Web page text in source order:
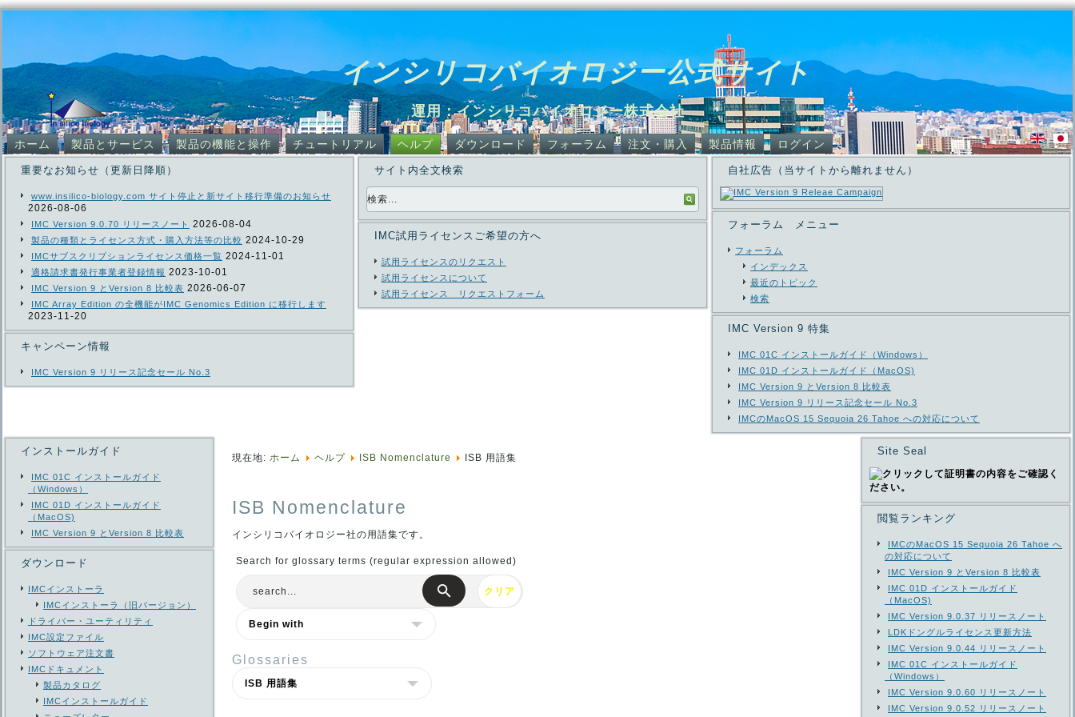
インシリコバイオロジー公式サイト
運用：インシリコバイオロジー株式会社
ホーム 製品とサービス 製品の機能と操作 チュートリアル ヘルプ ダウンロード フォーラム 注文・購入 製品情報 ログイン
重要なお知らせ（更新日降順）
www.insilico-biology.com サイト停止と新サイト移行準備のお知らせ
2026-08-06
IMC Version 9.0.70 リリースノート 2026-08-04
製品の種類とライセンス方式・購入方法等の比較 2024-10-29
IMCサブスクリプションライセンス価格一覧 2024-11-01
適格請求書発行事業者登録情報 2023-10-01
IMC Version 9 とVersion 8 比較表 2026-06-07
IMC Array Edition の全機能がIMC Genomics Edition に移行します
2023-11-20
キャンペーン情報
IMC Version 9 リリース記念セール No.3
サイト内全文検索
IMC試用ライセンスご希望の方へ
試用ライセンスのリクエスト
試用ライセンスについて
試用ライセンス リクエストフォーム
自社広告（当サイトから離れません）
フォーラム メニュー
フォーラム
インデックス
最近のトピック
検索
IMC Version 9 特集
IMC 01C インストールガイド（Windows）
IMC 01D インストールガイド（MacOS)
IMC Version 9 とVersion 8 比較表
IMC Version 9 リリース記念セール No.3
IMCのMacOS 15 Sequoia 26 Tahoe への対応について
インストールガイド
IMC 01C インストールガイド
（Windows）
IMC 01D インストールガイド
（MacOS)
IMC Version 9 とVersion 8 比較表
ダウンロード
IMCインストーラ
IMCインストーラ（旧バージョン）
ドライバー・ユーティリティ
IMC設定ファイル
ソフトウェア注文書
IMCドキュメント
製品カタログ
IMCインストールガイド
現在地: ホーム ヘルプ ISB Nomenclature ISB 用語集
ISB Nomenclature
インシリコバイオロジー社の用語集です。
Search for glossary terms (regular expression allowed)
Glossaries
Site Seal
閲覧ランキング
IMCのMacOS 15 Sequoia 26 Tahoe へ
の対応について
IMC Version 9 とVersion 8 比較表
IMC 01D インストールガイド
（MacOS)
IMC Version 9.0.37 リリースノート
LDKドングルライセンス更新方法
IMC Version 9.0.44 リリースノート
IMC 01C インストールガイド
（Windows）
IMC Version 9.0.60 リリースノート
IMC Version 9.0.52 リリースノート